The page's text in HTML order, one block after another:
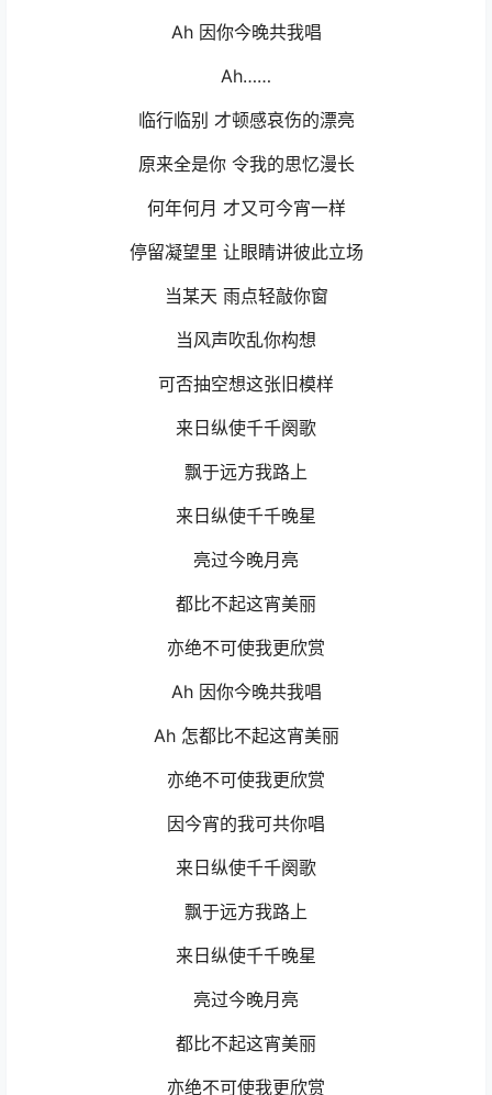
Ah 因你今晚共我唱
Ah……
临行临别 才顿感哀伤的漂亮
原来全是你 令我的思忆漫长
何年何月 才又可今宵一样
停留凝望里 让眼睛讲彼此立场
当某天 雨点轻敲你窗
当风声吹乱你构想
可否抽空想这张旧模样
来日纵使千千阕歌
飘于远方我路上
来日纵使千千晚星
亮过今晚月亮
都比不起这宵美丽
亦绝不可使我更欣赏
Ah 因你今晚共我唱
Ah 怎都比不起这宵美丽
亦绝不可使我更欣赏
因今宵的我可共你唱
来日纵使千千阕歌
飘于远方我路上
来日纵使千千晚星
亮过今晚月亮
都比不起这宵美丽
亦绝不可使我更欣赏